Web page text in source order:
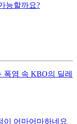
능할까요?
폭염 속 KBO의 딜레
이 어마어마하네요